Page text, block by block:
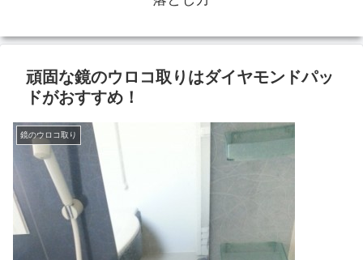
頑固な鏡のウロコ取りはダイヤモンドパッ
ドがおすすめ！
鏡のウロコ取り